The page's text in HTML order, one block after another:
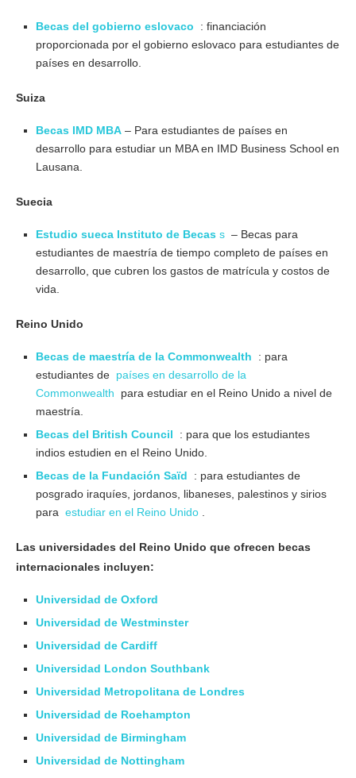
Becas del gobierno eslovaco : financiación
proporcionada por el gobierno eslovaco para estudiantes de
países en desarrollo.
Suiza
Becas IMD MBA – Para estudiantes de países en
desarrollo para estudiar un MBA en IMD Business School en
Lausana.
Suecia
Estudio sueca Instituto de Becas s – Becas para
estudiantes de maestría de tiempo completo de países en
desarrollo, que cubren los gastos de matrícula y costos de
vida.
Reino Unido
Becas de maestría de la Commonwealth : para
estudiantes de países en desarrollo de la
Commonwealth para estudiar en el Reino Unido a nivel de
maestría.
Becas del British Council : para que los estudiantes
indios estudien en el Reino Unido.
Becas de la Fundación Saïd : para estudiantes de
posgrado iraquíes, jordanos, libaneses, palestinos y sirios
para estudiar en el Reino Unido
Las universidades del Reino Unido que ofrecen becas
internacionales incluyen:
Universidad de Oxford
Universidad de Westminster
Universidad de Cardiff
Universidad London Southbank
Universidad Metropolitana de Londres
Universidad de Roehampton
Universidad de Birmingham
Universidad de Nottingham